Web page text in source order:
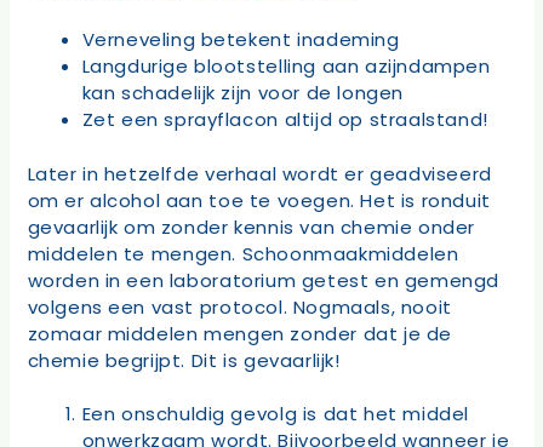
Verneveling betekent inademing
Langdurige blootstelling aan azijndampen
kan schadelijk zijn voor de longen
Zet een sprayflacon altijd op straalstand!
Later in hetzelfde verhaal wordt er geadviseerd
om er alcohol aan toe te voegen. Het is ronduit
gevaarlijk om zonder kennis van chemie onder
middelen te mengen. Schoonmaakmiddelen
worden in een laboratorium getest en gemengd
volgens een vast protocol. Nogmaals, nooit
zomaar middelen mengen zonder dat je de
chemie begrijpt. Dit is gevaarlijk!
Een onschuldig gevolg is dat het middel
onwerkzaam wordt. Bijvoorbeeld wanneer je